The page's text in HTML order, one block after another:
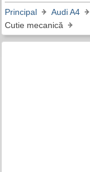
Principal Audi A4
Cutie mecanică